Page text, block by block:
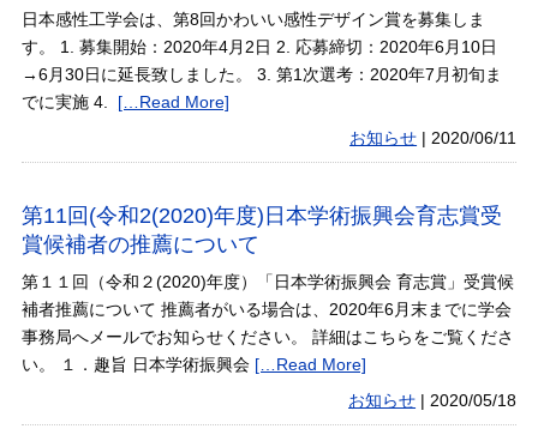
日本感性工学会は、第8回かわいい感性デザイン賞を募集しま
す。 1. 募集開始：2020年4月2日 2. 応募締切：2020年6月10日
→6月30日に延長致しました。 3. 第1次選考：2020年7月初旬ま
でに実施 4.
[…Read More]
お知らせ |2020/06/11
第11回(令和2(2020)年度)日本学術振興会育志賞受
賞候補者の推薦について
第１１回（令和２(2020)年度）「日本学術振興会 育志賞」受賞候
補者推薦について 推薦者がいる場合は、2020年6月末までに学会
事務局へメールでお知らせください。 詳細はこちらをご覧くださ
い。 １．趣旨 日本学術振興会 […Read More]
お知らせ |2020/05/18